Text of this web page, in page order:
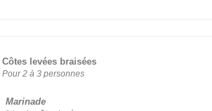
Côtes levées braisées
Pour 2 à 3 personnes
Marinade